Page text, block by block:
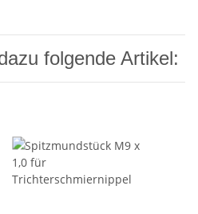
folgende Artikel: